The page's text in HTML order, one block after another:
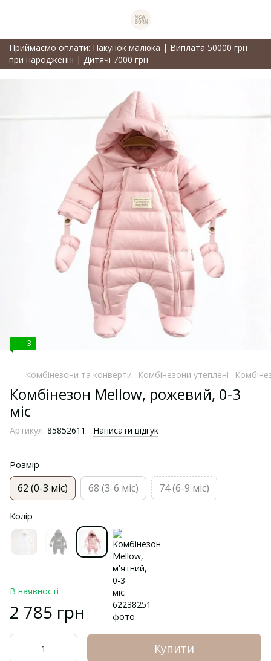
Приймаємо оплати: Пакунок малюка | Виплата 50000 грн
при народженні | Дитячі 7000 грн
3
Комбінезони та конверти Комбінезони утеплені
Комбінезон Mellow, рожевий, 0-3
міс
Артикул: 85852611 Написати відгук
Розмір
62 (0-3 міс) 68 (3-6 міс) 74 (6-9 міс)
Колір
В наявності
2 785 грн
Купити